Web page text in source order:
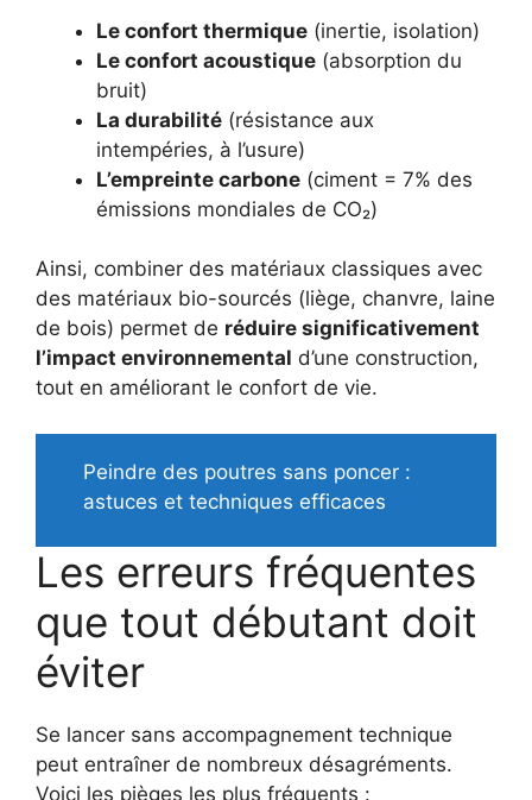
Le confort thermique (inertie, isolation)
Le confort acoustique (absorption du
bruit)
La durabilité (résistance aux
intempéries, à l’usure)
L’empreinte carbone (ciment = 7% des
émissions mondiales de CO₂)
Ainsi, combiner des matériaux classiques avec
des matériaux bio-sourcés (liège, chanvre, laine
de bois) permet de réduire significativement
l’impact environnemental d’une construction,
tout en améliorant le confort de vie.
Peindre des poutres sans poncer :
astuces et techniques efficaces
Les erreurs fréquentes
que tout débutant doit
éviter
Se lancer sans accompagnement technique
peut entraîner de nombreux désagréments.
Voici les pièges les plus fréquents :